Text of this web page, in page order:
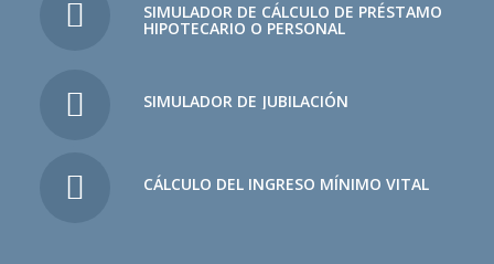
SIMULADOR DE CÁLCULO DE PRÉSTAMO
HIPOTECARIO O PERSONAL
SIMULADOR DE JUBILACIÓN
CÁLCULO DEL INGRESO MÍNIMO VITAL